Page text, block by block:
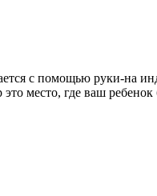
с помощью руки-
место, где ваш ребенок